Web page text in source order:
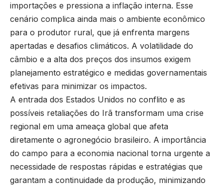
importações e pressiona a inflação interna. Esse
cenário complica ainda mais o ambiente econômico
para o produtor rural, que já enfrenta margens
apertadas e desafios climáticos. A volatilidade do
câmbio e a alta dos preços dos insumos exigem
planejamento estratégico e medidas governamentais
efetivas para minimizar os impactos.
A entrada dos Estados Unidos no conflito e as
possíveis retaliações do Irã transformam uma crise
regional em uma ameaça global que afeta
diretamente o agronegócio brasileiro. A importância
do campo para a economia nacional torna urgente a
necessidade de respostas rápidas e estratégias que
garantam a continuidade da produção, minimizando